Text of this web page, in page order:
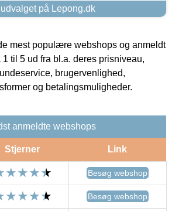
på Lepong.dk
mest populære webshops og anmeldt
til 5 ud fra bl.a. deres prisniveau,
brugervenlighed,
og betalingsmuligheder.
anmeldte webshops
Stjerner Link
Besøg webshop
Besøg webshop